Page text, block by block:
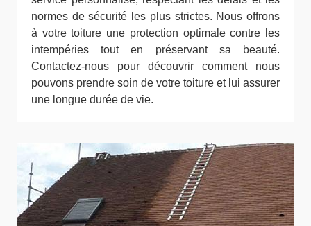
normes de sécurité les plus strictes. Nous offrons
à votre toiture une protection optimale contre les
intempéries tout en préservant sa beauté.
Contactez-nous pour découvrir comment nous
pouvons prendre soin de votre toiture et lui assurer
une longue durée de vie.